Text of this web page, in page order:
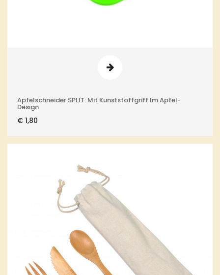
Apfelschneider SPLIT: Mit Kunststoffgriff Im Apfel-
Design
€ 1,80